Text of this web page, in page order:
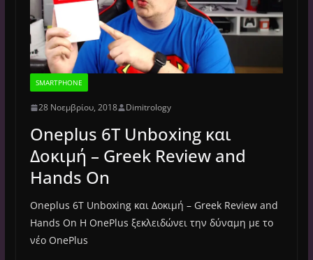
SMARTPHONE
28 Νοεμβρίου, 2018 Dimitrology
Oneplus 6T Unboxing και
Δοκιμή – Greek Review and
Hands On
Oneplus 6T Unboxing και Δοκιμή – Greek Review and
Hands On Η OnePlus ξεκλειδώνει την δύναμη με το
νέο OnePlus